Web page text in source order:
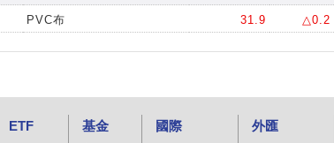
PVC布 31.9 △0.2
ETF 基金 國際 外匯